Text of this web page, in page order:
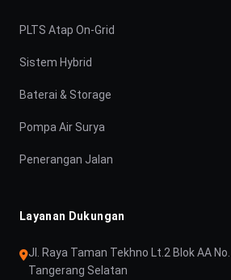
PLTS Atap On-Grid
Sistem Hybrid
Baterai & Storage
Pompa Air Surya
Penerangan Jalan
Layanan Dukungan
Jl. Raya Taman Tekhno Lt.2 Blok AA
Tangerang Selatan